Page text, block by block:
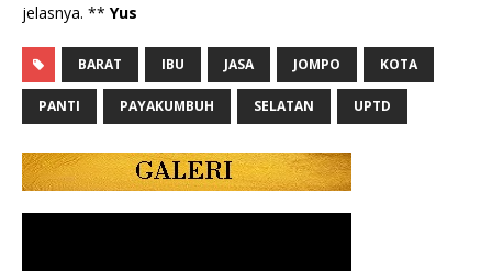
jelasnya. ** Yus
BARAT IBU JASA JOMPO KOTA
PANTI PAYAKUMBUH SELATAN UPTD